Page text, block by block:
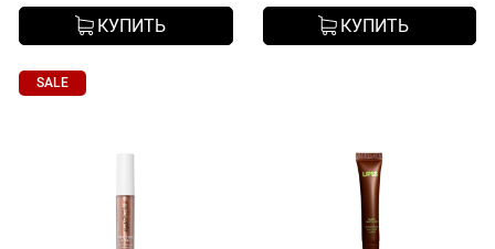
КУПИТЬ КУПИТЬ
SALE